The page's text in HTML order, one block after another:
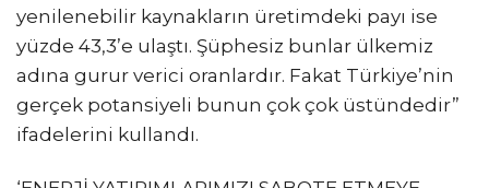
yenilenebilir kaynakların üretimdeki payı ise
yüzde 43,3’e ulaştı. Şüphesiz bunlar ülkemiz
adına gurur verici oranlardır. Fakat Türkiye’nin
gerçek potansiyeli bunun çok çok üstündedir”
ifadelerini kullandı.